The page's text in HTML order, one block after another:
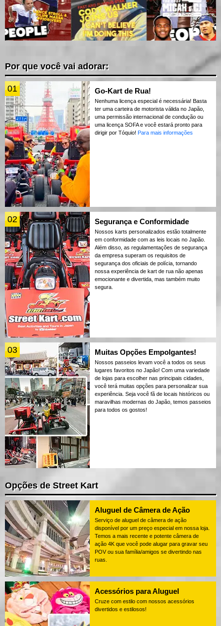
Por que você vai adorar:
01 Go-Kart de Rua!
Nenhuma licença especial é necessária! Basta
ter uma carteira de motorista válida no Japão,
uma permissão internacional de condução ou
uma licença SOFA e você estará pronto para
dirigir por Tóquio! Para mais informações
02 Segurança e Conformidade
Nossos karts personalizados estão totalmente
em conformidade com as leis locais no Japão.
Além disso, as regulamentações de segurança
da empresa superam os requisitos de
segurança dos oficiais de polícia, tornando
nossa experiência de kart de rua não apenas
emocionante e divertida, mas também muito
segura.
03 Muitas Opções Empolgantes!
Nossos passeios levam você a todos os seus
lugares favoritos no Japão! Com uma variedade
de lojas para escolher nas principais cidades,
você terá muitas opções para personalizar sua
experiência. Seja você fã de locais históricos ou
maravilhas modernas do Japão, temos passeios
para todos os gostos!
Opções de Street Kart
Aluguel de Câmera de Ação
Serviço de aluguel de câmera de ação
disponível por um preço especial em nossa loja.
Temos a mais recente e potente câmera de
ação 4K que você pode alugar para gravar seu
POV ou sua família/amigos se divertindo nas
ruas.
Acessórios para Aluguel
Cruze com estilo com nossos acessórios
divertidos e estilosos!